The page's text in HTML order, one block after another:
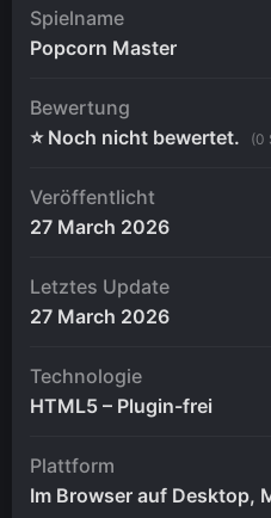
Spielname
Popcorn Master
Bewertung
⭐ Noch nicht bewertet.
(0
Veröffentlicht
27 March 2026
Letztes Update
27 March 2026
Technologie
HTML5 – Plugin-frei
Plattform
Im Browser auf Desktop,